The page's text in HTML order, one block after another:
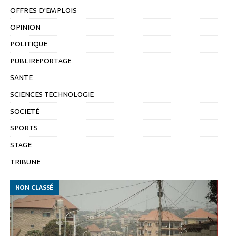
OFFRES D'EMPLOIS
OPINION
POLITIQUE
PUBLIREPORTAGE
SANTE
SCIENCES TECHNOLOGIE
SOCIETÉ
SPORTS
STAGE
TRIBUNE
NON CLASSÉ